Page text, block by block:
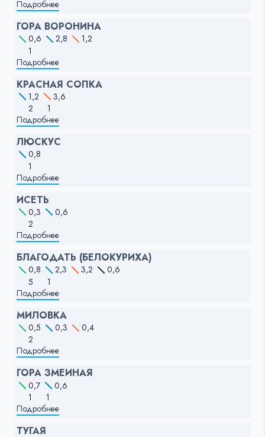
Подробнее
ГОРА ВОРОНИНА
0,6 2,8
1,2
1
Подробнее
КРАСНАЯ СОПКА
1,2
3,6
2
1
Подробнее
ЛЮСКУС
0,8
1
Подробнее
ИСЕТЬ
0,3
0,6
2
Подробнее
БЛАГОДАТЬ (БЕЛОКУРИХА)
0,8 2,3 3,2
0,6
5
1
Подробнее
МИЛОВКА
0,5 0,3
0,4
2
Подробнее
ГОРА ЗМЕИНАЯ
0,7
0,6
1
1
Подробнее
ТУГАЯ